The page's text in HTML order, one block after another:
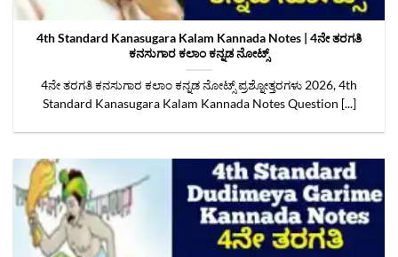
4th Standard Kanasugara Kalam Kannada Notes | 4ನೇ ತರಗತಿ
ಕನಸುಗಾರ ಕಲಾಂ ಕನ್ನಡ ನೋಟ್ಸ್
4ನೇ ತರಗತಿ ಕನಸುಗಾರ ಕಲಾಂ ಕನ್ನಡ ನೋಟ್ಸ್ ಪ್ರಶ್ನೋತ್ತರಗಳು 2026, 4th
Standard Kanasugara Kalam Kannada Notes Question [...]